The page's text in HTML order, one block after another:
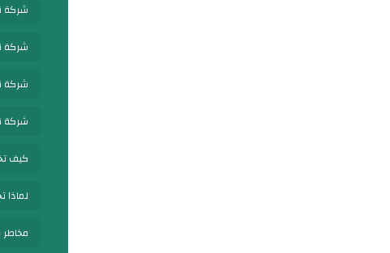
شركة
شركة
شركة
شركة
كيف